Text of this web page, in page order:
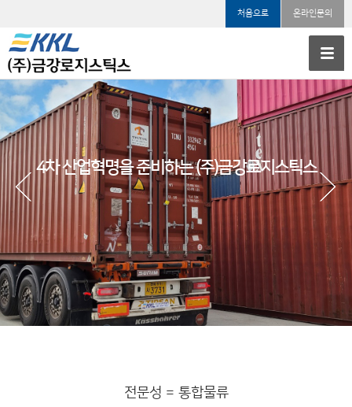
처음으로 온라인문의
4차 산업혁명을 준비하는 (주)금강로지스틱스
My Logistics partner in the
4th Industrial Revolution
전문성 = 통합물류